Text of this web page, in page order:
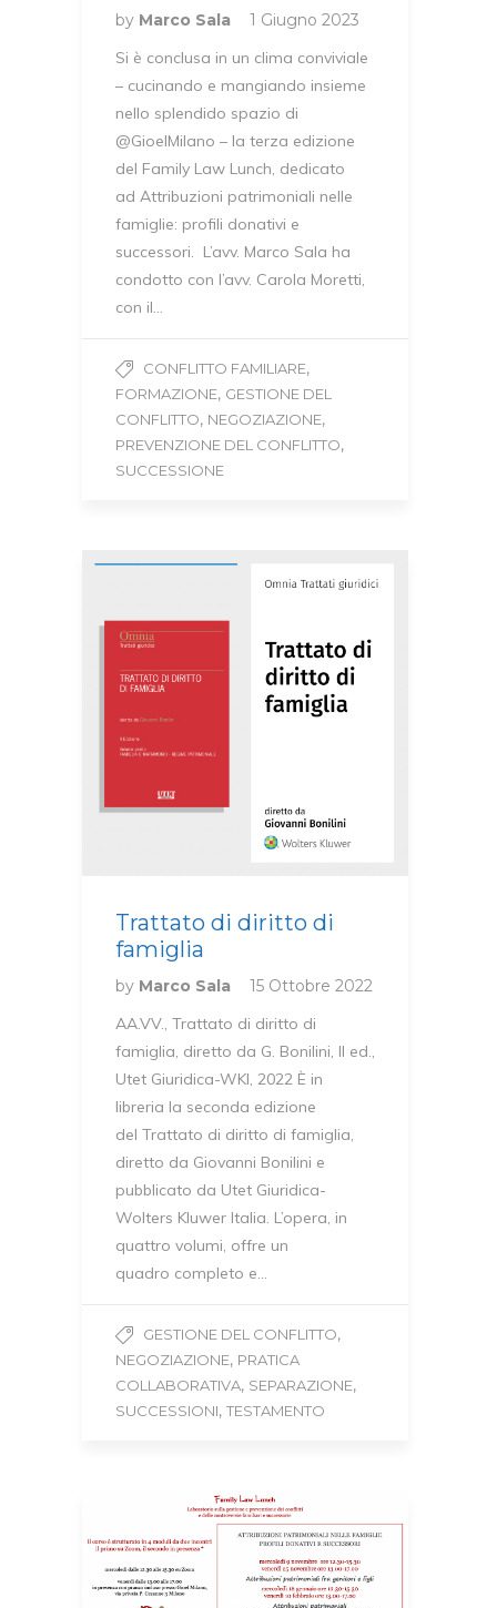
by Marco Sala
1 Giugno 2023
Si è conclusa in un clima conviviale
– cucinando e mangiando insieme
nello splendido spazio di
@GioelMilano – la terza edizione
del Family Law Lunch, dedicato
ad Attribuzioni patrimoniali nelle
famiglie: profili donativi e
successori. L’avv. Marco Sala ha
condotto con l’avv. Carola Moretti,
con il…
CONFLITTO FAMILIARE,
FORMAZIONE, GESTIONE DEL
CONFLITTO, NEGOZIAZIONE,
PREVENZIONE DEL CONFLITTO,
SUCCESSIONE
Trattato di diritto di
famiglia
by Marco Sala
15 Ottobre 2022
AA.VV., Trattato di diritto di
famiglia, diretto da G. Bonilini, II ed.,
Utet Giuridica-WKI, 2022 È in
libreria la seconda edizione
del Trattato di diritto di famiglia,
diretto da Giovanni Bonilini e
pubblicato da Utet Giuridica-
Wolters Kluwer Italia. L’opera, in
quattro volumi, offre un
quadro completo e…
GESTIONE DEL CONFLITTO,
NEGOZIAZIONE, PRATICA
COLLABORATIVA, SEPARAZIONE,
SUCCESSIONI, TESTAMENTO